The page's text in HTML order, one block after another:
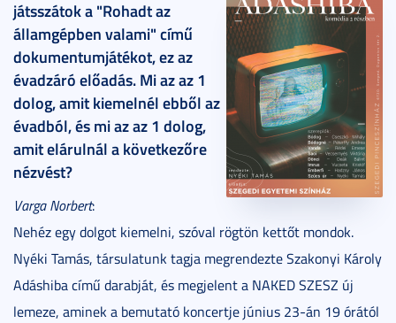
játsszátok a "Rohadt az
államgépben valami" című
dokumentumjátékot, ez az
évadzáró előadás. Mi az az 1
dolog, amit kiemelnél ebből az
évadból, és mi az az 1 dolog,
amit elárulnál a következőre
nézvést?
Varga Norbert:
Nehéz egy dolgot kiemelni, szóval rögtön kettőt mondok.
Nyéki Tamás, társulatunk tagja megrendezte Szakonyi Károly
Adáshiba című darabját, és megjelent a NAKED SZESZ új
lemeze, aminek a bemutató koncertje június 23-án 19 órától